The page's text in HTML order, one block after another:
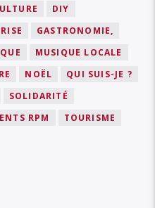
DIY
GASTRONOMIE,
MUSIQUE LOCALE
NOËL
QUI SUIS-JE ?
SOLIDARITÉ
RPM
TOURISME